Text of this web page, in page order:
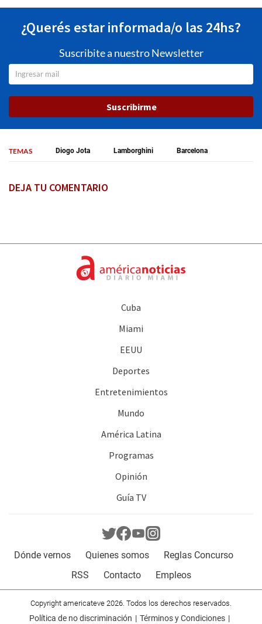
¿Querés estar informada/o las 24hs?
Suscribite a nuestro Newsletter
Suscribirme
TEMAS Diogo Jota Lamborghini Barcelona
DEJA TU COMENTARIO
Cuba
Miami
EEUU
Deportes
Entretenimientos
Mundo
América Latina
Programas
Opinión
Guía TV
Dónde vernos Quienes somos
Reglas Concurso
RSS
Contacto Empleos
Copyright americateve 2026. Todos los derechos reservados.
Política de no discriminación Términos y Condiciones